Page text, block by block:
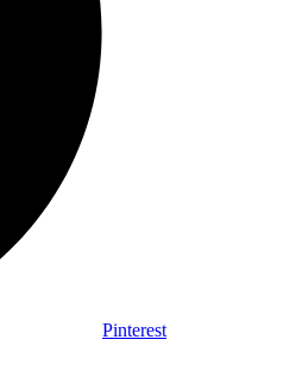
Pinterest